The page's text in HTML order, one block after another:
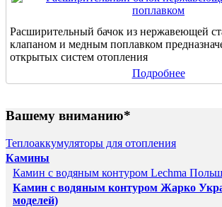
Расширительный бачок из нержавеющей
клапаном и медным поплавком
открытых систем отопления
Подробнее
Вашему вниманию*
Теплоаккумуляторы для отопления
Камины
Камин с водяным контуром Lechma
Камин с водяным контуром Жарко
моделей)